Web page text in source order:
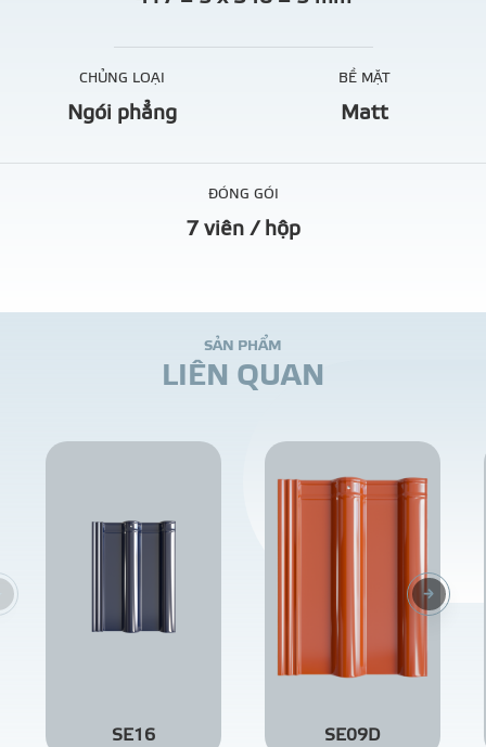
CHỦNG LOẠI
Ngói phẳng
BỀ MẶT
Matt
ĐÓNG GÓI
7 viên / hộp
SẢN PHẨM
LIÊN QUAN
SE16 SE09D